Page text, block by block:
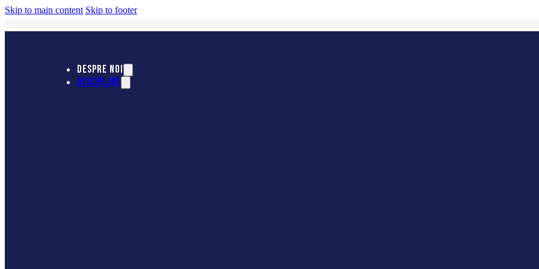
Skip to main content Skip to footer
DESPRE NOI
DISCIPLINE